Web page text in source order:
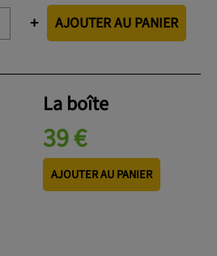
+ AJOUTER AU PANIER
La boîte
39 €
AJOUTER AU PANIER